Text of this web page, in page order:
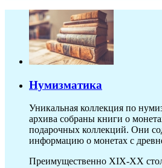
Нумизматика
Уникальная коллекция по
архива собраны книги о
подарочных коллекций. Они
информацию о монетах с
Преимущественно XIX-XX